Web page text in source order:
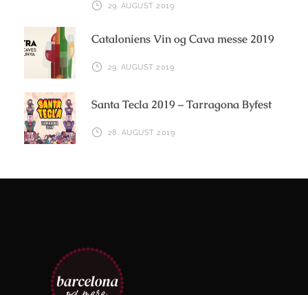
29. AUGUST 2019
Cataloniens Vin og Cava messe 2019
29. AUGUST 2019
Santa Tecla 2019 – Tarragona Byfest
28. AUGUST 2019